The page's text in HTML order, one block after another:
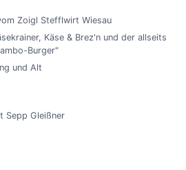
Zoigl Stefflwirt Wiesau
Käse & Brez'n und der allseits
Burger"
und Alt
Sepp Gleißner